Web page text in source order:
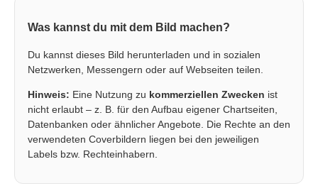
Was kannst du mit dem Bild machen?
Du kannst dieses Bild herunterladen und in sozialen
Netzwerken, Messengern oder auf Webseiten teilen.
Hinweis: Eine Nutzung zu kommerziellen Zwecken ist
nicht erlaubt – z. B. für den Aufbau eigener Chartseiten,
Datenbanken oder ähnlicher Angebote. Die Rechte an den
verwendeten Coverbildern liegen bei den jeweiligen
Labels bzw. Rechteinhabern.